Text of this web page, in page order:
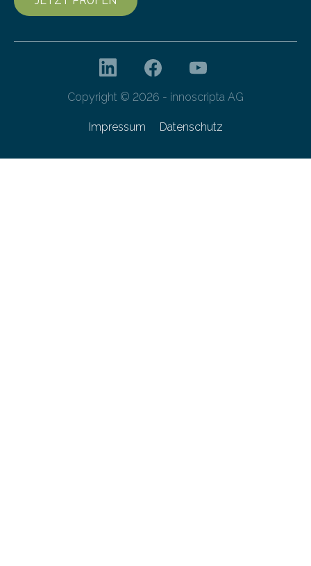
Copyright © 2026 - innoscripta AG
Impressum Datenschutz